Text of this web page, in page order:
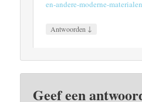
en-andere-moderne-
Antwoorden ↓
Geef een